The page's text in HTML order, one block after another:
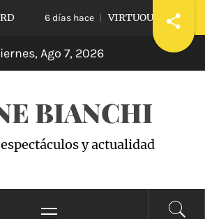
6 días hace VIRTUOUS VS. VICIOUS
Ago 7, 2026
BIANCHI
y actualidad